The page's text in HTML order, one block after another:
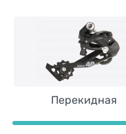
Перекидная